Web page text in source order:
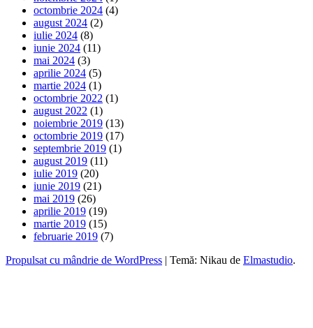
octombrie 2024 (4)
august 2024 (2)
iulie 2024 (8)
iunie 2024 (11)
mai 2024 (3)
aprilie 2024 (5)
martie 2024 (1)
octombrie 2022 (1)
august 2022 (1)
noiembrie 2019 (13)
octombrie 2019 (17)
septembrie 2019 (1)
august 2019 (11)
iulie 2019 (20)
iunie 2019 (21)
mai 2019 (26)
aprilie 2019 (19)
martie 2019 (15)
februarie 2019 (7)
Propulsat cu mândrie de WordPress | Temă: Nikau de Elmastudio.